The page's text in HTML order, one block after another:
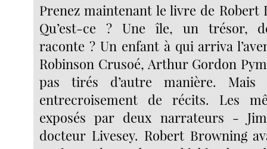
Prenez maintenant le livre de Robert
Qu’est-ce ? Une île, un trésor,
raconte ? Un enfant à qui arriva
Robinson Crusoé, Arthur Gordon
pas tirés d’autre manière.
entrecroisement de récits. Les
exposés par deux narrateurs -
docteur Livesey. Robert Browning